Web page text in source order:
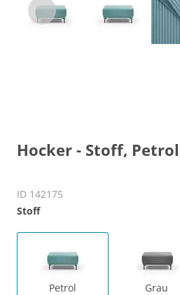
Hocker - Stoff, Petrol
ID 142175
Stoff
Petrol Grau